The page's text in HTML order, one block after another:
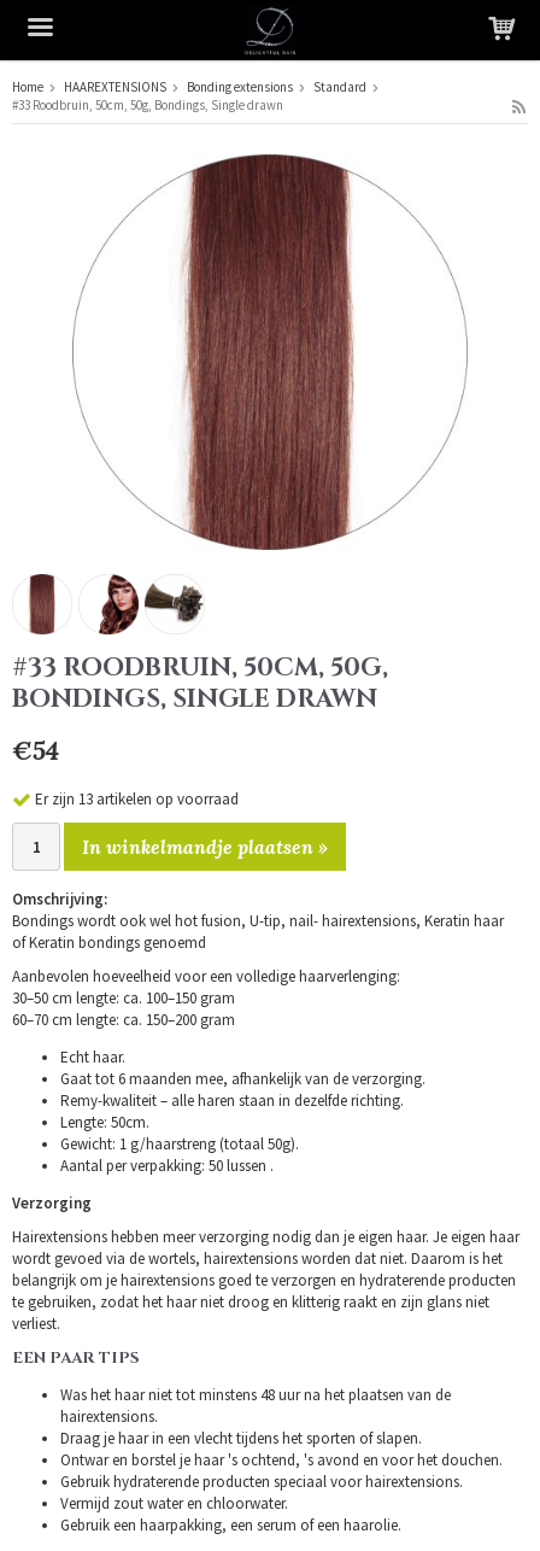
Het product is in je winkelmandje geplaatst
Home HAAREXTENSIONS Bonding extensions
Standard
#33 Roodbruin, 50cm, 50g, Bondings, Single drawn
#33 ROODBRUIN, 50CM, 50G,
BONDINGS, SINGLE DRAWN
€54
Er zijn 13 artikelen op voorraad
In winkelmandje plaatsen »
Omschrijving:
Bondings wordt ook wel hot fusion, U-tip, nail- hairextensions, Keratin haar
of Keratin bondings genoemd
Aanbevolen hoeveelheid voor een volledige haarverlenging:
30–50 cm lengte: ca. 100–150 gram
60–70 cm lengte: ca. 150–200 gram
Echt haar.
Gaat tot 6 maanden mee, afhankelijk van de verzorging.
Remy-kwaliteit – alle haren staan in dezelfde richting.
Lengte: 50cm.
Gewicht: 1 g/haarstreng (totaal 50g).
Aantal per verpakking: 50 lussen .
Verzorging
Hairextensions hebben meer verzorging nodig dan je eigen haar. Je eigen haar
wordt gevoed via de wortels, hairextensions worden dat niet. Daarom is het
belangrijk om je hairextensions goed te verzorgen en hydraterende producten
te gebruiken, zodat het haar niet droog en klitterig raakt en zijn glans niet
verliest.
EEN PAAR TIPS
Was het haar niet tot minstens 48 uur na het plaatsen van de
hairextensions.
Draag je haar in een vlecht tijdens het sporten of slapen.
Ontwar en borstel je haar 's ochtend, 's avond en voor het douchen.
Gebruik hydraterende producten speciaal voor hairextensions.
Vermijd zout water en chloorwater.
Gebruik een haarpakking, een serum of een haarolie.